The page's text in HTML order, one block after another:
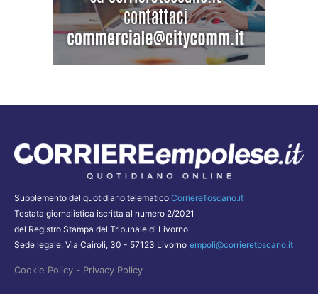
Supplemento del quotidiano telematico CorriereToscano.it
Testata giornalistica iscritta al numero 2/2021
del Registro Stampa del Tribunale di Livorno
Sede legale: Via Cairoli, 30 - 57123 Livorno empoli@corrieretoscano.it
Cookie Policy - Privacy Policy